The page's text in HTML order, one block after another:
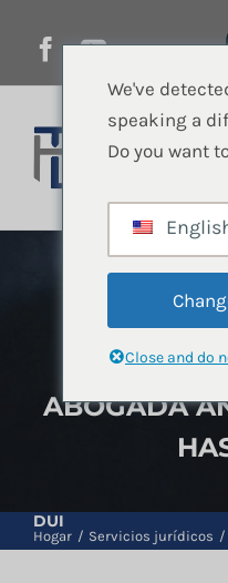
Servicios jurídicos
Quienes Somos
Ley
ABOGADA
DUI
Hogar Servicios jurídicos
We've
speaking a
Do you want
Close and do